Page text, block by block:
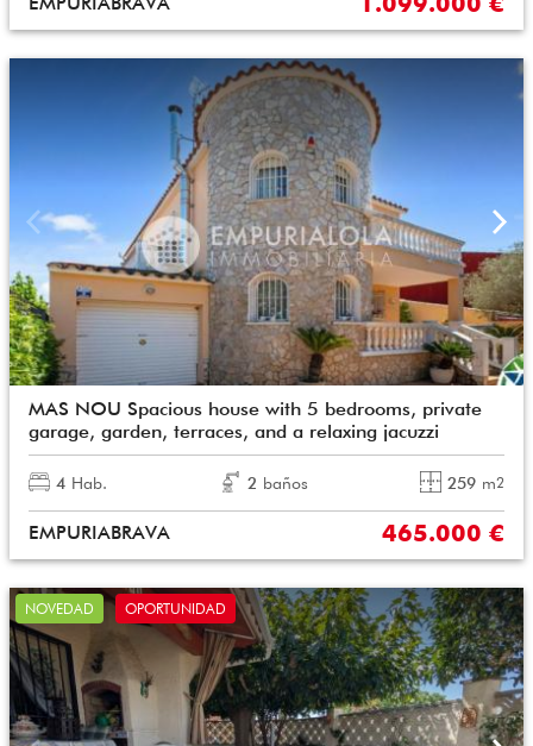
MAS NOU Spacious house with 5 bedrooms, private
garage, garden, terraces, and a relaxing jacuzzi
4 Hab. 2 baños 259 m2
EMPURIABRAVA 465.000 €
NOVEDAD OPORTUNIDAD